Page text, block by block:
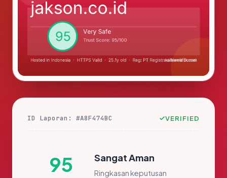
ID Laporan: #A8F474BC VERIFIED
95 Sangat Aman
Ringkasan keputusan